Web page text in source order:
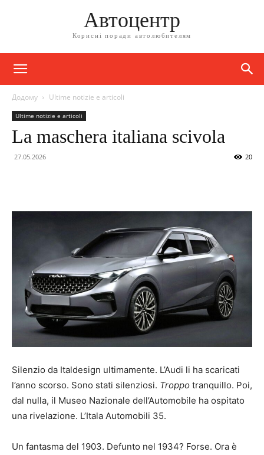
Автоцентр
Корисні поради автолюбителям
Додому Ultime notizie e articoli
Ultime notizie e articoli
La maschera italiana scivola
27.05.2026 20
Silenzio da Italdesign ultimamente. L’Audi li ha scaricati
l’anno scorso. Sono stati silenziosi. Troppo tranquillo. Poi,
dal nulla, il Museo Nazionale dell’Automobile ha ospitato
una rivelazione. L’Itala Automobili 35.
Un fantasma del 1903. Defunto nel 1934? Forse. Ora è